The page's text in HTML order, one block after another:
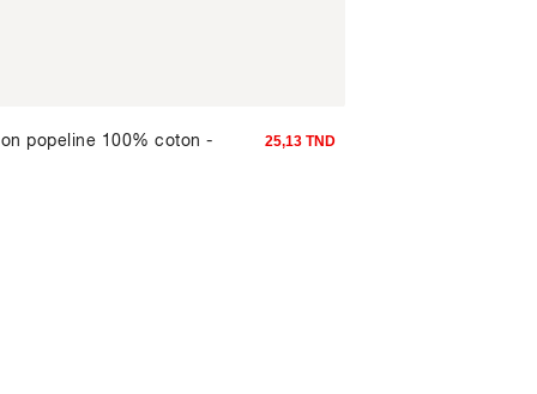
popeline 100% coton - 25,13 TND